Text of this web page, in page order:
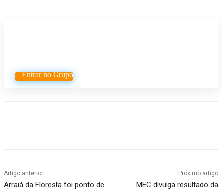
Entrar no Grupo
Artigo anterior
Arraiá da Floresta foi ponto de
Próximo artigo
MEC divulga resultado da